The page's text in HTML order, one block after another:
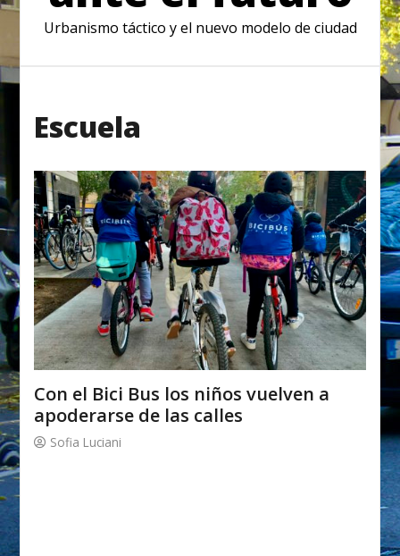
Urbanismo táctico y el nuevo modelo de ciudad
Escuela
Con el Bici Bus los niños vuelven a
apoderarse de las calles
Sofia Luciani